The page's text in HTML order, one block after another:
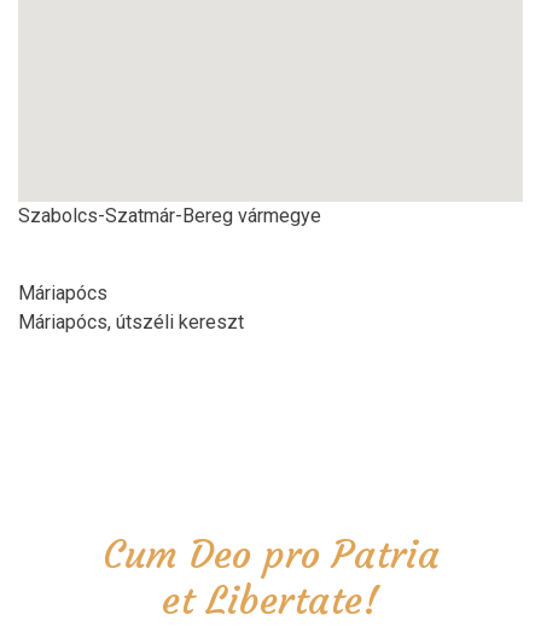
Szabolcs-Szatmár-Bereg vármegye
Máriapócs
Máriapócs, útszéli kereszt
Cum Deo pro Patria
et Libertate!